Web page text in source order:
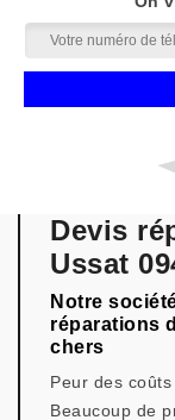
Devis
Ussat
Notre
réparations
chers
Peur des
Beaucoup de